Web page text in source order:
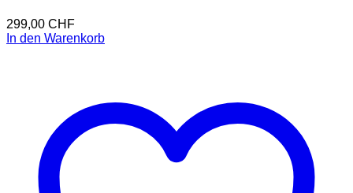
299,00 CHF
In den Warenkorb